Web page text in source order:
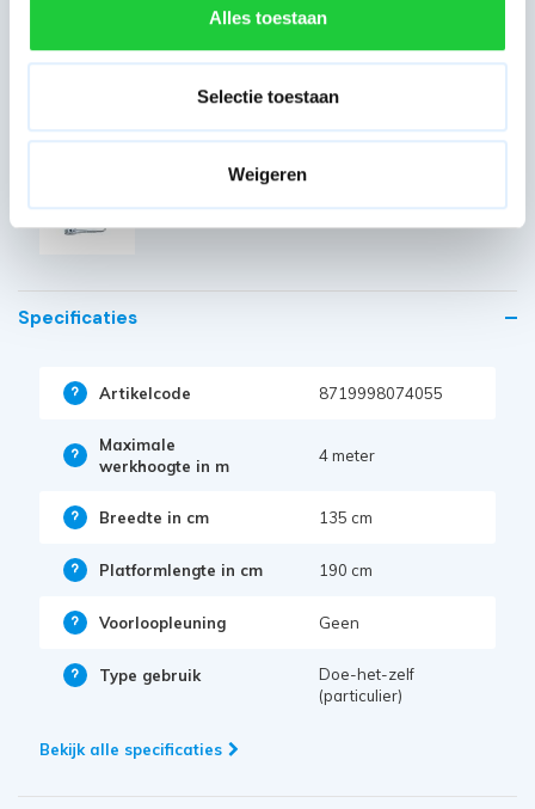
Alles toestaan
Selectie toestaan
Weigeren
Artikelcode: AX20010
Wiel 200 mm
4x
ALX Borgclip
Specificaties
Artikelcode 8719998074055
Maximale
werkhoogte in m
4 meter
Breedte in cm 135 cm
Platformlengte in cm 190 cm
Voorloopleuning Geen
Type gebruik
Doe-het-zelf
(particulier)
Bekijk alle specificaties